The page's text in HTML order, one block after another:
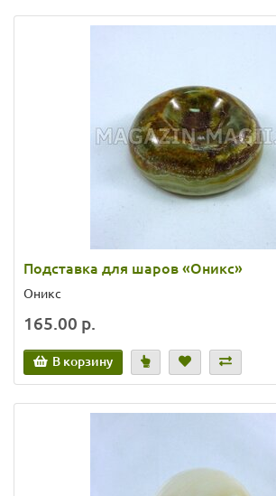
Подставка для шаров «Оникс»
Оникс
165.00 р.
В корзину